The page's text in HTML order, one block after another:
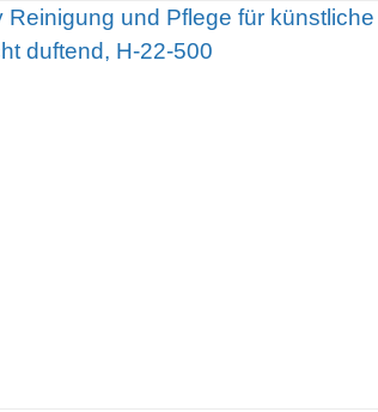
und Pflege für künstliche
duftend, H-22-500